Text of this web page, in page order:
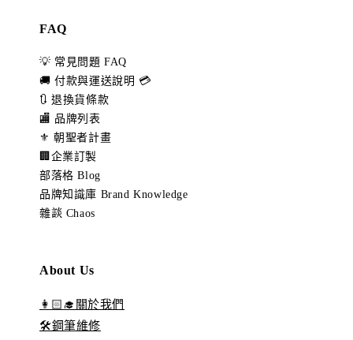
FAQ
💡 常見問題 FAQ
🚚 付款與運送說明 💳
🔃 退換貨條款
🏬 品牌列表
⚜️ 朝聖者計畫
🏢企業訂製
部落格 Blog
品牌知識庫 Brand Knowledge
雜談 Chaos
About Us
👩🏻‍🎓關於我們
🛠️鋼筆維修